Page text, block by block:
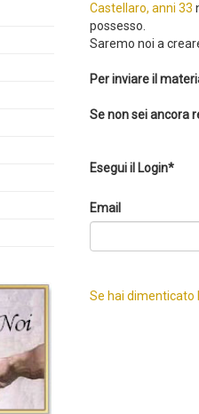
Castellaro, anni 33
possesso.
Saremo noi a
Per inviare il
Se non sei ancora
Esegui il Login*
Email
Se hai dimenticato